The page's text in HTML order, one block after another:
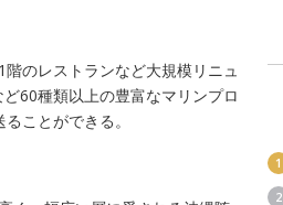
のレストランなど大規模リニュ
60種類以上の豊富なマリンプロ
ことができる。
1
2